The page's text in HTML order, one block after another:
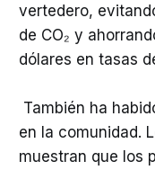
vertedero,
de CO₂ y
dólares en tasas
También ha
en la comunidad.
muestran que los